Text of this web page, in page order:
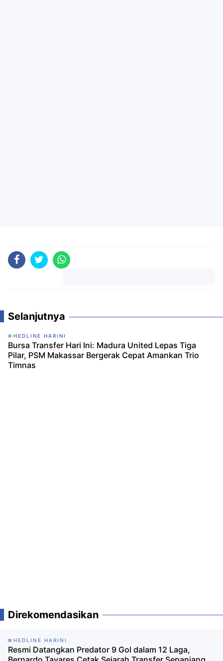
Selanjutnya
HEDLINE HARINI
Bursa Transfer Hari Ini: Madura United Lepas Tiga
Pilar, PSM Makassar Bergerak Cepat Amankan Trio
Timnas
Direkomendasikan
HEDLINE HARINI
Resmi Datangkan Predator 9 Gol dalam 12 Laga,